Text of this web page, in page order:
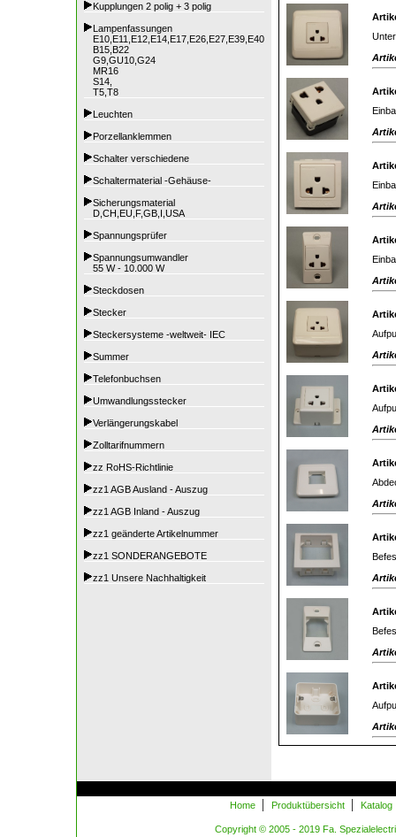
Kupplungen 2 polig + 3 polig
Lampenfassungen
E10,E11,E12,E14,E17,E26,E27,E39,E40
B15,B22
G9,GU10,G24
MR16
S14,
T5,T8
Leuchten
Porzellanklemmen
Schalter verschiedene
Schaltermaterial -Gehäuse-
Sicherungsmaterial
D,CH,EU,F,GB,I,USA
Spannungsprüfer
Spannungsumwandler
55 W - 10.000 W
Steckdosen
Stecker
Steckersysteme -weltweit- IEC
Summer
Telefonbuchsen
Umwandlungsstecker
Verlängerungskabel
Zolltarifnummern
zz RoHS-Richtlinie
zz1 AGB Ausland - Auszug
zz1 AGB Inland - Auszug
zz1 geänderte Artikelnummer
zz1 SONDERANGEBOTE
zz1 Unsere Nachhaltigkeit
Home | Produktübersicht | Katalog
Copyright © 2005 - 2019 Fa.